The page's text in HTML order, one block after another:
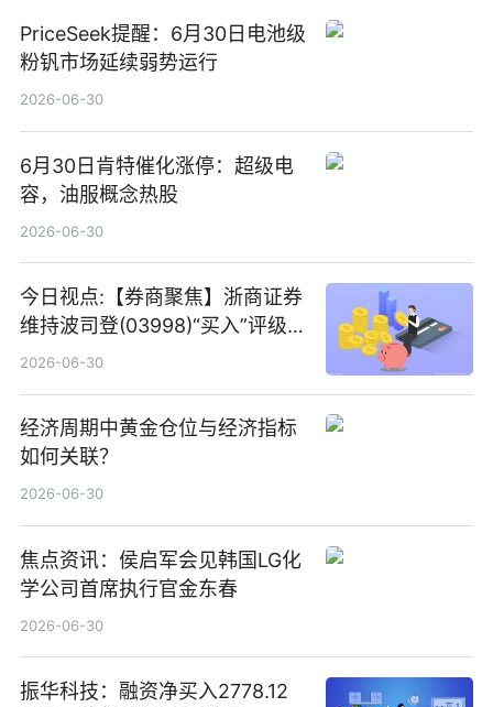
PriceSeek提醒：6月30日电池级
粉钒市场延续弱势运行
2026-06-30
6月30日肯特催化涨停：超级电
容，油服概念热股
2026-06-30
今日视点:【券商聚焦】浙商证券
维持波司登(03998)“买入”评级
指其业绩高质量稳增长
2026-06-30
经济周期中黄金仓位与经济指标
如何关联？
2026-06-30
焦点资讯：侯启军会见韩国LG化
学公司首席执行官金东春
2026-06-30
振华科技：融资净买入2778.12